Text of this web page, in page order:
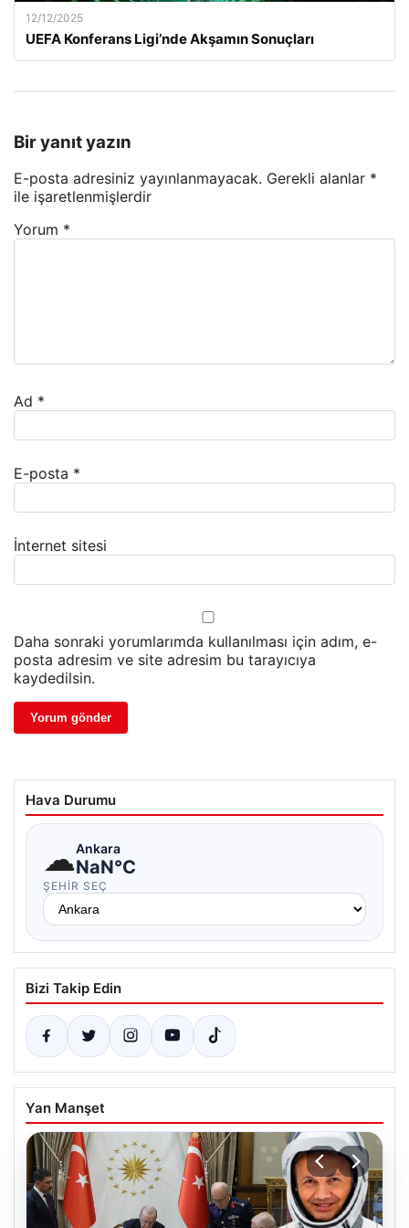
12/12/2025
UEFA Konferans Ligi’nde Akşamın Sonuçları
Bir yanıt yazın
E-posta adresiniz yayınlanmayacak. Gerekli alanlar *
ile işaretlenmişlerdir
Yorum *
Ad *
E-posta *
İnternet sitesi
Daha sonraki yorumlarımda kullanılması için adım, e-
posta adresim ve site adresim bu tarayıcıya
kaydedilsin.
Hava Durumu
☁Ankara
NaN°C
ŞEHIR SEÇ
Bizi Takip Edin
Yan Manşet